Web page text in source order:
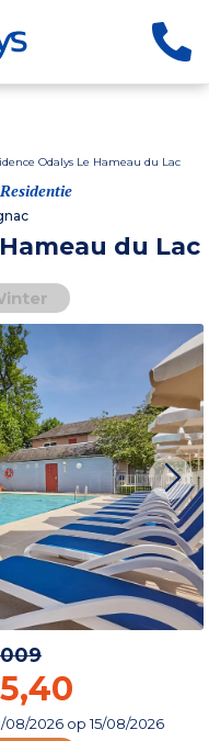
Odalys Le Hameau du Lac
du Lac
08/2026 op 15/08/2026